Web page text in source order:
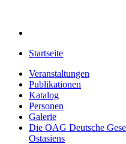
Startseite
Veranstaltungen
Publikationen
Katalog
Personen
Galerie
Die OAG Deutsche
Ostasiens